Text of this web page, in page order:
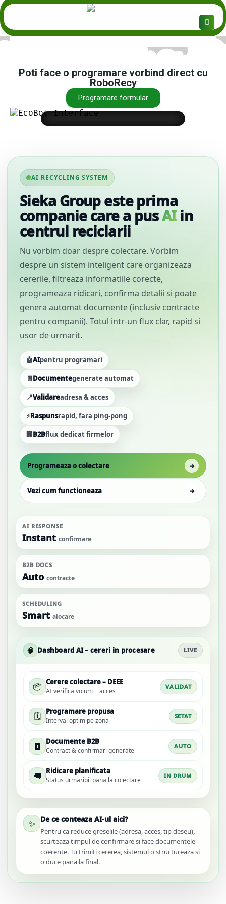
Poti face o programare vorbind direct cu
RoboRecy
Programare formular
AI RECYCLING SYSTEM
Sieka Group este prima
companie care a pusAIin
centrul reciclarii
Nu vorbim doar despre colectare. Vorbim
despre un sistem inteligent care organizeaza
cererile, filtreaza informatiile corecte,
programeaza ridicari, confirma detalii si poate
genera automat documente (inclusiv contracte
pentru companii). Totul intr-un flux clar, rapid si
usor de urmarit.
🤖AIpentru programari
🧾Documentegenerate automat
📍Validareadresa & acces
⚡Raspunsrapid, fara ping-pong
🏢B2Bflux dedicat firmelor
Programeaza o colectare ➜
Vezi cum functioneaza ➜
AI RESPONSE
Instant confirmare
B2B DOCS
Auto contracte
SCHEDULING
Smart alocare
🧠 Dashboard AI – cereri in procesare LIVE
📦 Cerere colectare – DEEE
AI verifica volum + acces
VALIDAT
🗓️ Programare propusa
Interval optim pe zona
SETAT
🧾 Documente B2B
Contract & confirmari generate
AUTO
🚚 Ridicare planificata
Status urmaribil pana la colectare
IN DRUM
✨ De ce conteaza AI-ul aici?
Pentru ca reduce greselile (adresa, acces, tip deseu),
scurteaza timpul de confirmare si face documentele
coerente. Tu trimiti cererea, sistemul o structureaza si
o duce pana la final.